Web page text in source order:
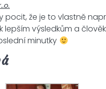
pocit, že je to vlastně
výsledkům a
minutky